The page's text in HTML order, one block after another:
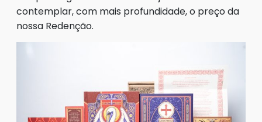
contemplar, com mais profundidade, o preço da
nossa Redenção.